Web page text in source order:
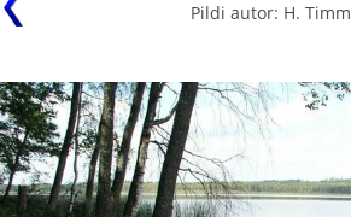
Pildi autor: H. Timm